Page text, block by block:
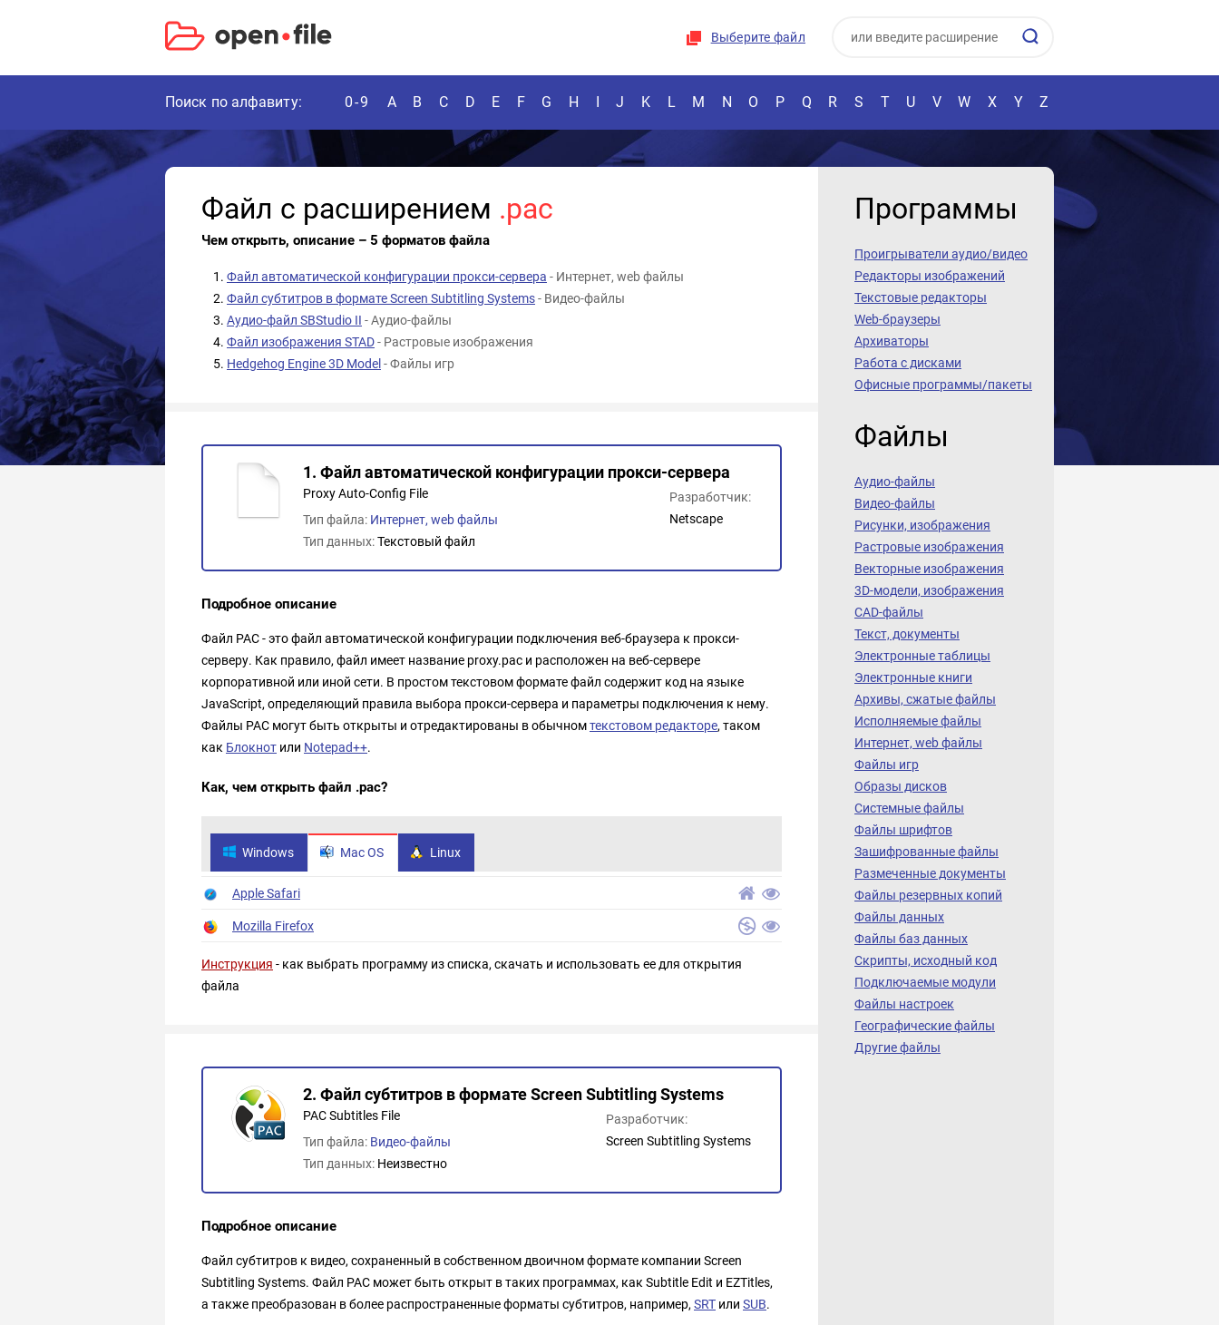
Выберите файл
Поиск по алфавиту: 0-9 A B C D E F G H I J K L M N O P Q R S T U V W X Y Z
Файл с расширением .pac
Чем открыть, описание – 5 форматов файла
Файл автоматической конфигурации прокси-сервера - Интернет, web файлы
Файл субтитров в формате Screen Subtitling Systems- Видео-файлы
Аудио-файл SBStudio II - Аудио-файлы
Файл изображения STAD- Растровые изображения
Hedgehog Engine 3D Model- Файлы игр
1. Файл автоматической конфигурации прокси-сервера
Proxy Auto-Config File
Тип файла: Интернет, web файлы
Тип данных:Текстовый файл
Разработчик:
Netscape
Подробное описание
Файл PAC - это файл автоматической конфигурации подключения веб-браузера к прокси-
серверу. Как правило, файл имеет название proxy.pac и расположен на веб-сервере
корпоративной или иной сети. В простом текстовом формате файл содержит код на языке
JavaScript, определяющий правила выбора прокси-сервера и параметры подключения к нему.
Файлы PAC могут быть открыты и отредактированы в обычномтекстовом редакторе, таком
как Блокнот или Notepad++.
Как, чем открыть файл .pac?
Windows Mac OS Linux
Apple Safari
Mozilla Firefox
Инструкция - как выбрать программу из списка, скачать и использовать ее для открытия
файла
2. Файл субтитров в формате Screen Subtitling Systems
PAC Subtitles File
Тип файла: Видео-файлы
Тип данных: Неизвестно
Разработчик:
Screen Subtitling Systems
Подробное описание
Файл субтитров к видео, сохраненный в собственном двоичном формате компании Screen
Subtitling Systems. Файл PAC может быть открыт в таких программах, как Subtitle Edit и EZTitles,
а также преобразован в более распространенные форматы субтитров, например, SRT или SUB.
Программы
Проигрыватели аудио/видео
Редакторы изображений
Текстовые редакторы
Web-браузеры
Архиваторы
Работа с дисками
Офисные программы/пакеты
Файлы
Аудио-файлы
Видео-файлы
Рисунки, изображения
Растровые изображения
Векторные изображения
3D-модели, изображения
CAD-файлы
Текст, документы
Электронные таблицы
Электронные книги
Архивы, сжатые файлы
Исполняемые файлы
Интернет, web файлы
Файлы игр
Образы дисков
Системные файлы
Файлы шрифтов
Зашифрованные файлы
Размеченные документы
Файлы резервных копий
Файлы данных
Файлы баз данных
Скрипты, исходный код
Подключаемые модули
Файлы настроек
Географические файлы
Другие файлы